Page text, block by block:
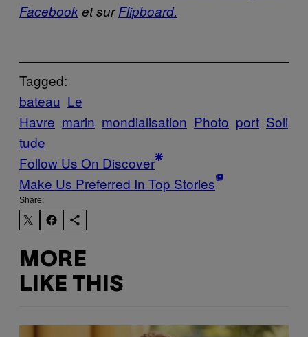
Facebooket surFlipboard.
Tagged:
bateau Le
Havre marin mondialisation Photo port Soli
tude
Follow Us On Discover
Make Us Preferred In Top Stories
Share:
MORE
LIKE THIS